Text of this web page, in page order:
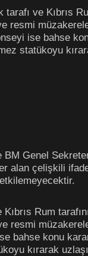
ve Kıbrıs
ise bahse
statükoyu
Genel
çelişkili
Rum
konu
kırarak